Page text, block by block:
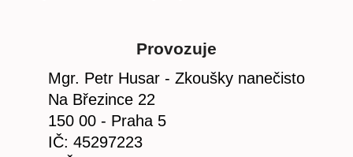
Provozuje
Mgr. Petr Husar - Zkoušky nanečisto
Na Březince 22
150 00 - Praha 5
IČ: 45297223